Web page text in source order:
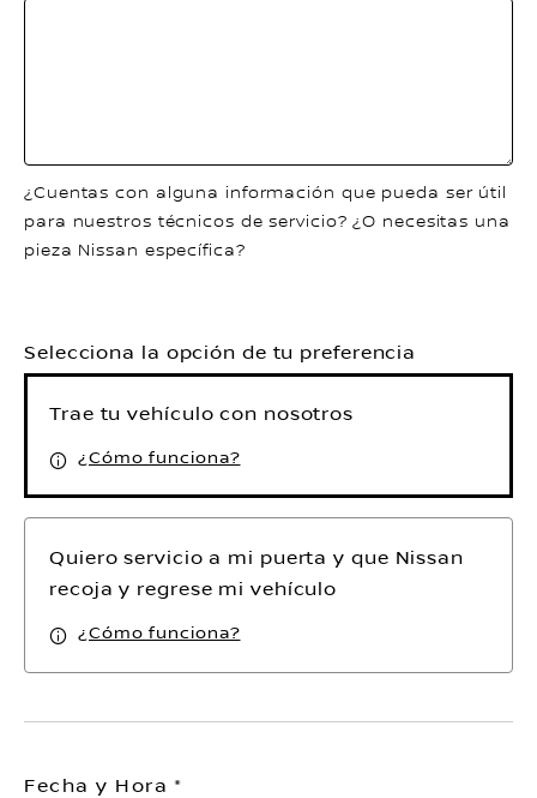
¿Cuentas con alguna información que pueda ser útil
para nuestros técnicos de servicio? ¿O necesitas una
pieza Nissan específica?
Selecciona la opción de tu preferencia
Trae tu vehículo con nosotros
¿Cómo funciona?
Quiero servicio a mi puerta y que Nissan
recoja y regrese mi vehículo
¿Cómo funciona?
Fecha y Hora